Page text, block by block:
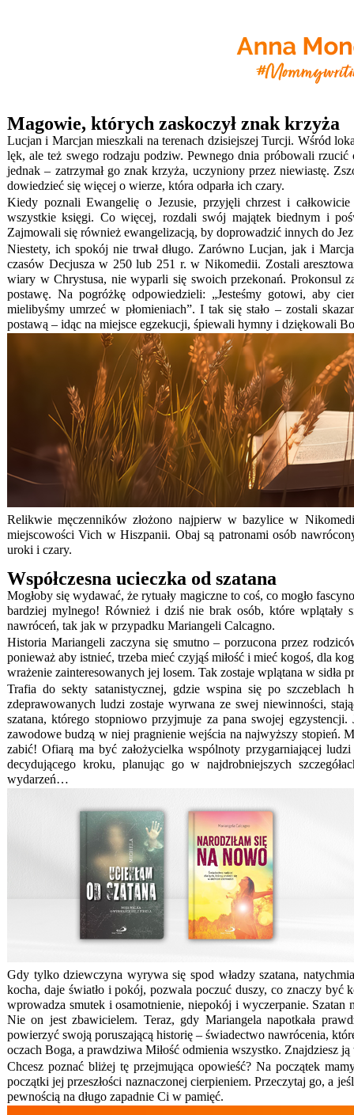
Magowie, których zaskoczył znak krzyża
Lucjan i Marcjan mieszkali na terenach dzisiejszej Turcji. Wśród
lęk, ale też swego rodzaju podziw. Pewnego dnia próbowali rzucić
jednak – zatrzymał go znak krzyża, uczyniony przez niewiastę.
dowiedzieć się więcej o wierze, która odparła ich czary.
Kiedy poznali Ewangelię o Jezusie, przyjęli chrzest i
wszystkie księgi. Co więcej, rozdali swój majątek biednym i
Zajmowali się również ewangelizacją, by doprowadzić innych do
Niestety, ich spokój nie trwał długo. Zarówno Lucjan, jak i
czasów Decjusza w 250 lub 251 r. w Nikomedii. Zostali
wiary w Chrystusa, nie wyparli się swoich przekonań. Prokonsul
postawę. Na pogróżkę odpowiedzieli: „Jesteśmy gotowi, aby
mielibyśmy umrzeć w płomieniach”. I tak się stało – zostali
postawą – idąc na miejsce egzekucji, śpiewali hymny i dziękowali
Relikwie męczenników złożono najpierw w bazylice w
miejscowości Vich w Hiszpanii. Obaj są patronami osób
uroki i czary.
Współczesna ucieczka od szatana
Mogłoby się wydawać, że rytuały magiczne to coś, co mogło
bardziej mylnego! Również i dziś nie brak osób, które wplątały
nawróceń, tak jak w przypadku Mariangeli Calcagno.
Historia Mariangeli zaczyna się smutno – porzucona przez
ponieważ aby istnieć, trzeba mieć czyjąś miłość i mieć kogoś, dla
wrażenie zainteresowanych jej losem. Tak zostaje wplątana w sidła
Trafia do sekty satanistycznej, gdzie wspina się po szczeblach
zdeprawowanych ludzi zostaje wyrwana ze swej niewinności,
szatana, którego stopniowo przyjmuje za pana swojej
zawodowe budzą w niej pragnienie wejścia na najwyższy stopień.
zabić! Ofiarą ma być założycielka wspólnoty przygarniającej
decydującego kroku, planując go w najdrobniejszych
wydarzeń…
Gdy tylko dziewczyna wyrywa się spod władzy szatana,
kocha, daje światło i pokój, pozwala poczuć duszy, co znaczy być
wprowadza smutek i osamotnienie, niepokój i wyczerpanie.
Nie on jest zbawicielem. Teraz, gdy Mariangela napotkała
powierzyć swoją poruszającą historię – świadectwo nawrócenia,
oczach Boga, a prawdziwa Miłość odmienia wszystko. Znajdziesz ją
Chcesz poznać bliżej tę przejmująca opowieść? Na początek
początki jej przeszłości naznaczonej cierpieniem. Przeczytaj go, a
pewnością na długo zapadnie Ci w pamięć.